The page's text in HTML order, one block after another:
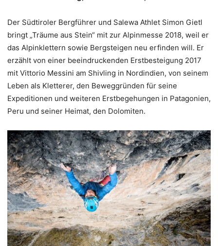
Der Südtiroler Bergführer und Salewa Athlet Simon Gietl
bringt „Träume aus Stein“ mit zur Alpinmesse 2018, weil er
das Alpinklettern sowie Bergsteigen neu erfinden will. Er
erzählt von einer beeindruckenden Erstbesteigung 2017
mit Vittorio Messini am Shivling in Nordindien, von seinem
Leben als Kletterer, den Beweggründen für seine
Expeditionen und weiteren Erstbegehungen in Patagonien,
Peru und seiner Heimat, den Dolomiten.